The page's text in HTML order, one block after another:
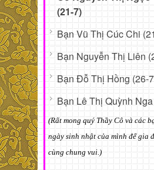
(21-7)
Bạn Vũ Thị Cúc Chi
Bạn Nguyễn Thị Liên
Bạn Đỗ Thị Hồng (26-
Bạn Lê Thị Quỳnh
(Rất mong quý Thầy Cô và các
ngày sinh nhật của mình để gia
cùng chung vui.)